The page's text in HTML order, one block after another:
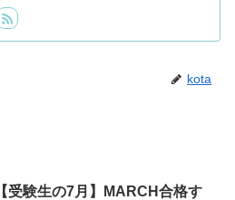
kota
【受験生の7月】MARCH合格す